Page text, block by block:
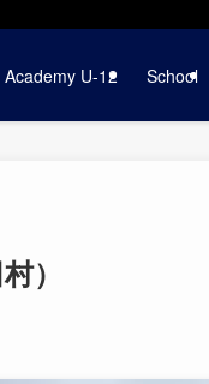
Academy U-12 School
）